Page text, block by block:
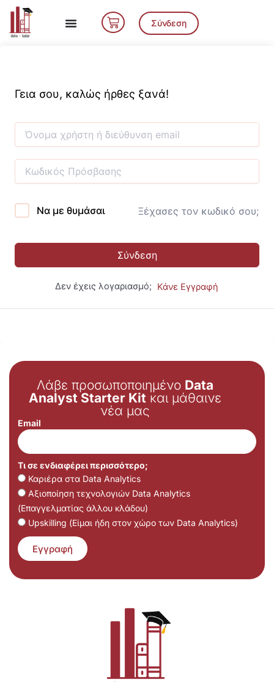
Μετάβαση
περιεχόμενο
Cart Σύνδεση
Γεια σου, καλώς ήρθες ξανά!
Να με θυμάσαι Ξέχασες τον κωδικό σου;
Σύνδεση
Δεν έχεις λογαριασμό; Κάνε Εγγραφή
Λάβε προσωποποιημένο Data
Analyst Starter Kit και μάθαινε
νέα μας
Email
Τι σε ενδιαφέρει περισσότερο;
Καριέρα στα Data Analytics
Αξιοποίηση τεχνολογιών Data Analytics
(Επαγγελματίας άλλου κλάδου)
Upskilling (Είμαι ήδη στον χώρο των Data Analytics)
Εγγραφή